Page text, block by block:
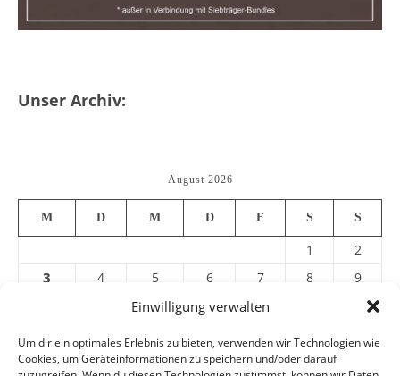
Einwilligung verwalten
Um dir ein optimales Erlebnis zu bieten, verwenden wir Technologien wie
Cookies, um Geräteinformationen zu speichern und/oder darauf
Unser Archiv:
August 2026
M D M D F S S
1 2
3 4 5 6 7 8
9
12 13 14
24
25 26 27 28 29